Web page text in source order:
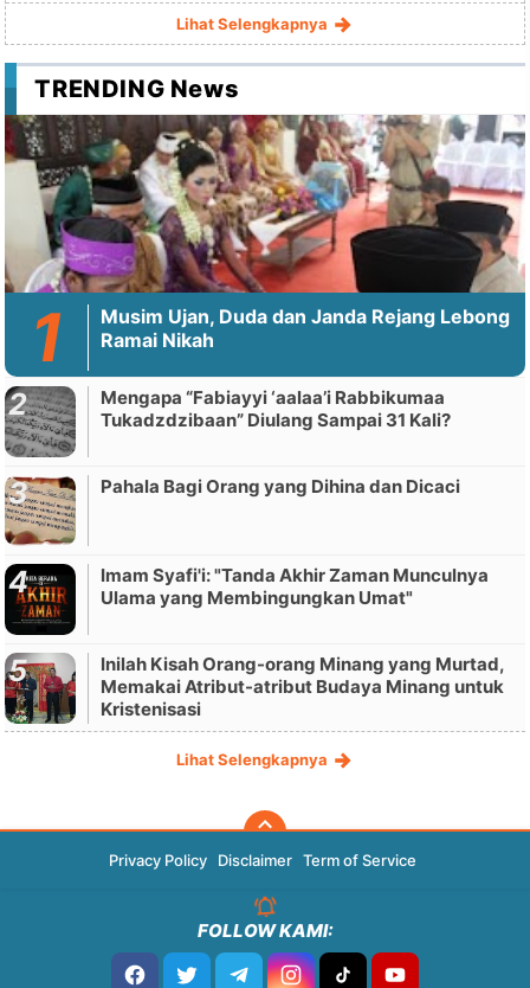
Lihat Selengkapnya
TRENDING News
Musim Ujan, Duda dan Janda Rejang Lebong
Ramai Nikah
Mengapa “Fabiayyi ‘aalaa’i Rabbikumaa
Tukadzdzibaan” Diulang Sampai 31 Kali?
Pahala Bagi Orang yang Dihina dan Dicaci
Imam Syafi'i: "Tanda Akhir Zaman Munculnya
Ulama yang Membingungkan Umat"
Inilah Kisah Orang-orang Minang yang Murtad,
Memakai Atribut-atribut Budaya Minang untuk
Kristenisasi
Lihat Selengkapnya
Privacy Policy Disclaimer Term of Service
FOLLOW KAMI: